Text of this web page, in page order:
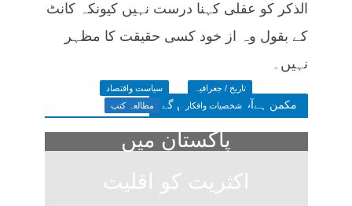
الذکر کو عقلی کہنا درست نہیں کیونکہ کانٹ
کے بقول وہ از خود کسی حقیقت کا مظہر
نہیں۔
مکمن ہےآپ پسند فرمائیں گے
تاریخ / جغرافیہ
سیاست واقتصاد
شخصیات وافکار
مطالعہ کتب
پاکستان میں
اکثریت کو اقلیت